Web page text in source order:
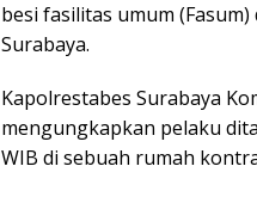
besi fasilitas umum
Surabaya.
Kapolrestabes Surabaya
mengungkapkan pelaku
WIB di sebuah rumah